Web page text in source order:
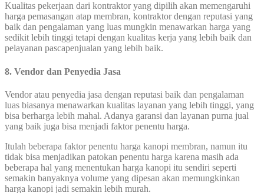
Kualitas pekerjaan dari kontraktor yang dipilih akan memengaruhi
harga pemasangan atap membran, kontraktor dengan reputasi yang
baik dan pengalaman yang luas mungkin menawarkan harga yang
sedikit lebih tinggi tetapi dengan kualitas kerja yang lebih baik dan
pelayanan pascapenjualan yang lebih baik.
8. Vendor dan Penyedia Jasa
Vendor atau penyedia jasa dengan reputasi baik dan pengalaman
luas biasanya menawarkan kualitas layanan yang lebih tinggi, yang
bisa berharga lebih mahal. Adanya garansi dan layanan purna jual
yang baik juga bisa menjadi faktor penentu harga.
Itulah beberapa faktor penentu harga kanopi membran, namun itu
tidak bisa menjadikan patokan penentu harga karena masih ada
beberapa hal yang menentukan harga kanopi itu sendiri seperti
semakin banyaknya volume yang dipesan akan memungkinkan
harga kanopi jadi semakin lebih murah.